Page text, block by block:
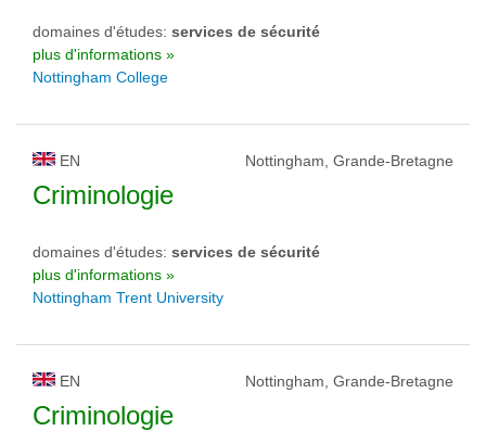
domaines d'études: services de sécurité
plus d'informations »
Nottingham College
EN Nottingham, Grande-Bretagne
Criminologie
domaines d'études: services de sécurité
plus d'informations »
Nottingham Trent University
EN Nottingham, Grande-Bretagne
Criminologie